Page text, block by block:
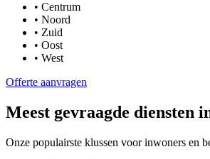
• Centrum
• Noord
• Zuid
• Oost
• West
Offerte aanvragen
Meest gevraagde diensten
Onze populairste klussen voor inwoners en